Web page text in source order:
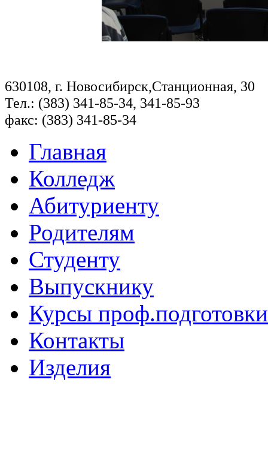
630108, г. Новосибирск,Станционная, 30
Тел.: (383) 341-85-34, 341-85-93
факс: (383) 341-85-34
Главная
Колледж
Абитуриенту
Родителям
Студенту
Выпускнику
Курсы проф.подготовки
Контакты
Изделия